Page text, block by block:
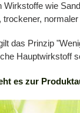
Wirkstoffe wie
trockener,
das Prinzip
Hauptwirkstoff
es zur